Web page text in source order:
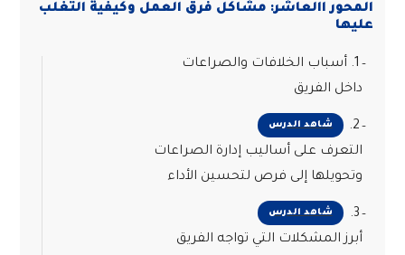
المحور االعاشر: مشاكل فرق العمل وكيفية التغلب
عليها
1. أسباب الخلافات والصراعات
داخل الفريق
شاهد الدرس
2.
التعرف على أساليب إدارة الصراعات
وتحويلها إلى فرص لتحسين الأداء
شاهد الدرس
3.
أبرز المشكلات التي تواجه الفريق